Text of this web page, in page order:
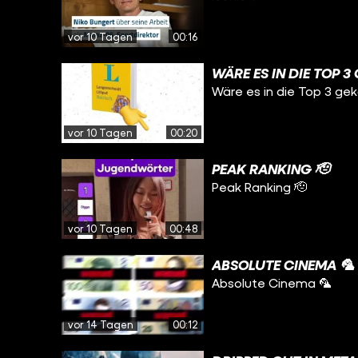
vor 10 Tagen 00:16
vor 10 Tagen 00:20
WÄRE ES IN DIE TOP
Wäre es in die Top 3
vor 10 Tagen 00:48
PEAK RANKING 🫡
Peak Ranking 🫡
vor 14 Tagen 00:12
ABSOLUTE CINEMA 🦜
Absolute Cinema 🦜